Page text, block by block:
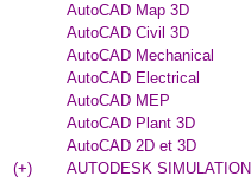
AutoCAD Map 3D
AutoCAD Civil 3D
AutoCAD Mechanical
AutoCAD Electrical
AutoCAD MEP
AutoCAD Plant 3D
AutoCAD 2D et 3D
(+)
AUTODESK SIMULATION